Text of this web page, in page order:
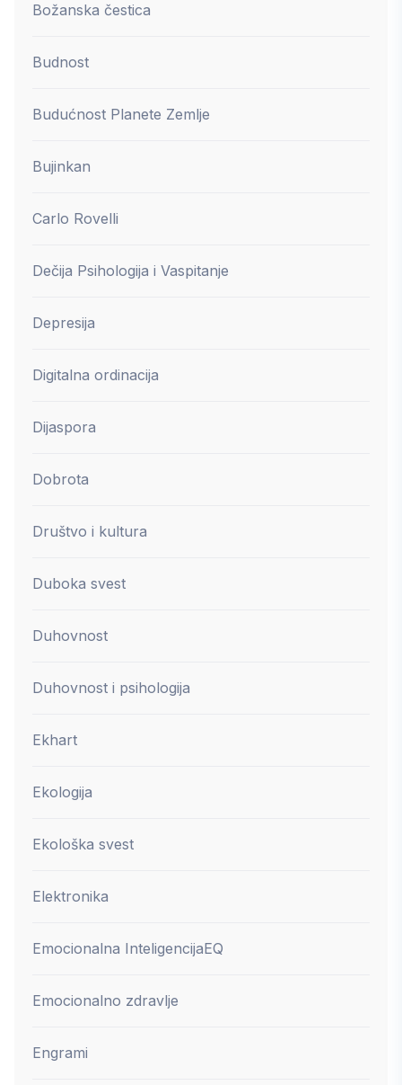
Božanska čestica
Budnost
Budućnost Planete Zemlje
Bujinkan
Carlo Rovelli
Dečija Psihologija i Vaspitanje
Depresija
Digitalna ordinacija
Dijaspora
Dobrota
Društvo i kultura
Duboka svest
Duhovnost
Duhovnost i psihologija
Ekhart
Ekologija
Ekološka svest
Elektronika
Emocionalna InteligencijaEQ
Emocionalno zdravlje
Engrami